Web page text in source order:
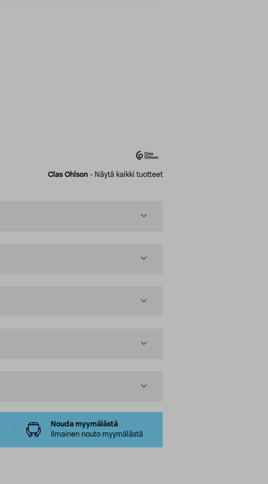
Clas Ohlson - Näytä kaikki tuotteet
Nouda myymälästä
Ilmainen nouto myymälästä